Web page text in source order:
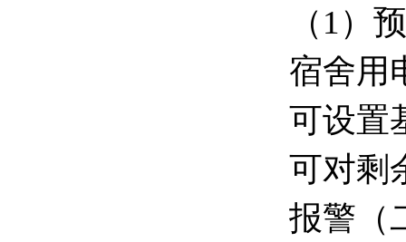
（1）
宿舍用
可设置
可对剩
报警（